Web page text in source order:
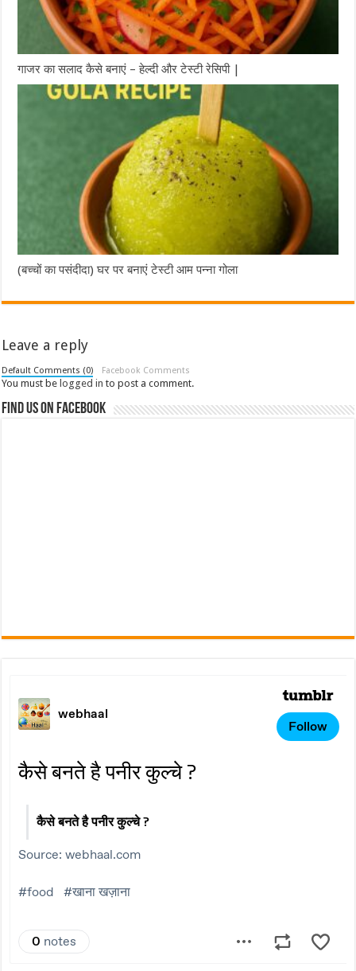
गाजर का सलाद कैसे बनाएं – हेल्दी और टेस्टी रेसिपी |
(बच्चों का पसंदीदा) घर पर बनाएं टेस्टी आम पन्ना गोला
Leave a reply
Default Comments (0) Facebook Comments
You must be logged in to post a comment.
Find us on Facebook